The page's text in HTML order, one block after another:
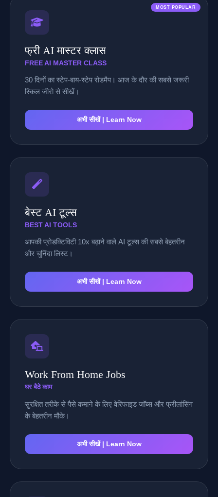
MOST POPULAR
फ्री AI मास्टर क्लास
FREE AI MASTER CLASS
30 दिनों का स्टेप-बाय-स्टेप रोडमैप। आज के दौर की सबसे जरूरी
स्किल जीरो से सीखें।
अभी सीखें | Learn Now
बेस्ट AI टूल्स
BEST AI TOOLS
आपकी प्रोडक्टिविटी 10x बढ़ाने वाले AI टूल्स की सबसे बेहतरीन
और चुनिंदा लिस्ट।
अभी सीखें | Learn Now
Work From Home Jobs
घर बैठे काम
सुरक्षित तरीके से पैसे कमाने के लिए वेरिफाइड जॉब्स और फ्रीलांसिंग
के बेहतरीन मौके।
अभी सीखें | Learn Now